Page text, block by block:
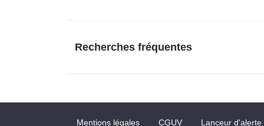
Recherches fréquentes
Mentions légales CGUV Lanceur d'alerte